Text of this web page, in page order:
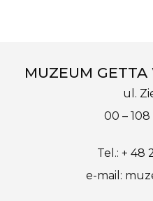
MUZEUM GETTA
ul.
00 –
Tel.: + 48
e-mail: